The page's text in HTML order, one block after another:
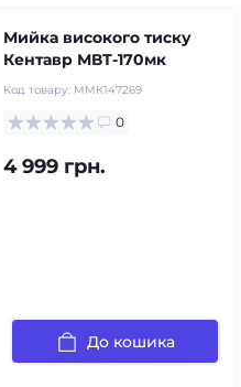
Мийка високого тиску
Кентавр МВТ-170мк
Код товару: ММК147269
0
4 999 грн.
До кошика